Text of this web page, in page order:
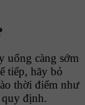
uống càng sớm
tiếp, hãy bỏ
thời điểm như
định.